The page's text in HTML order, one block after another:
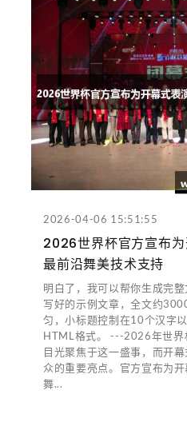
2026-04-06 15:51:55
2026世界杯官方宣布
最前沿舞美技术支持
明白了，我可以帮你生成完
写好的示例文章，全文约
匀，小标题控制在10个汉字
HTML格式。 ---2026年世界
目光聚焦于这一盛事，而开
众的重要亮点。官方宣布为
舞...